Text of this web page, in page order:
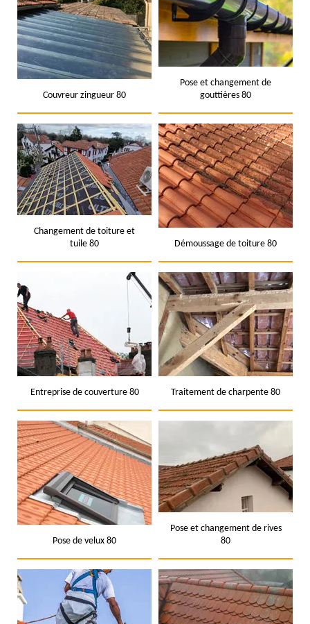
Couvreur zingueur 80
Pose et changement de
gouttières 80
Changement de toiture et
tuile 80
Démoussage de toiture 80
Entreprise de couverture 80 Traitement de charpente 80
Pose de velux 80
Pose et changement de rives
80